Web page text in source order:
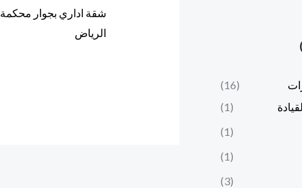
(16)
(1)
(1)
(1)
(3)
شقة اداري بجوار محكمة
الرياض